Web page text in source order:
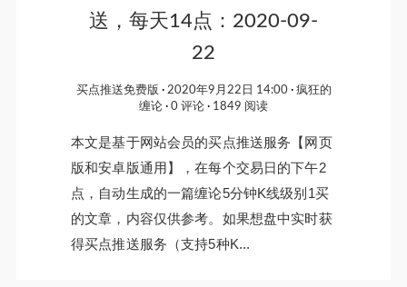
送，每天14点：2020-09-
22
买点推送免费版 2020年9月22日 14:00
疯狂的
缠论
0 评论 1849 阅读
本文是基于网站会员的买点推送服务【网页
版和安卓版通用】，在每个交易日的下午2
点，自动生成的一篇缠论5分钟K线级别1买
的文章，内容仅供参考。如果想盘中实时获
得买点推送服务（支持5种K...